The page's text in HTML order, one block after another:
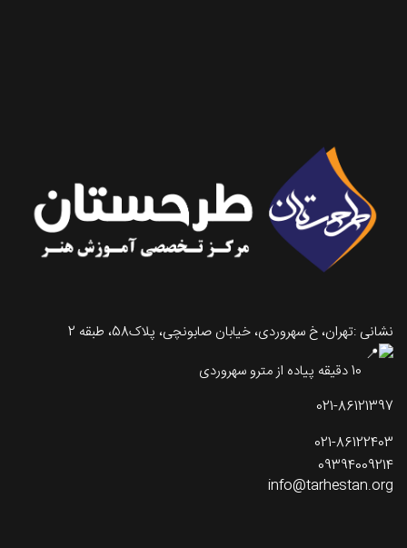
نشانی :تهران، خ سهروردی، خیابان صابونچی، پلاک58، طبقه 2
021-86121397
021-86122403
09394009214
info@tarhestan.org